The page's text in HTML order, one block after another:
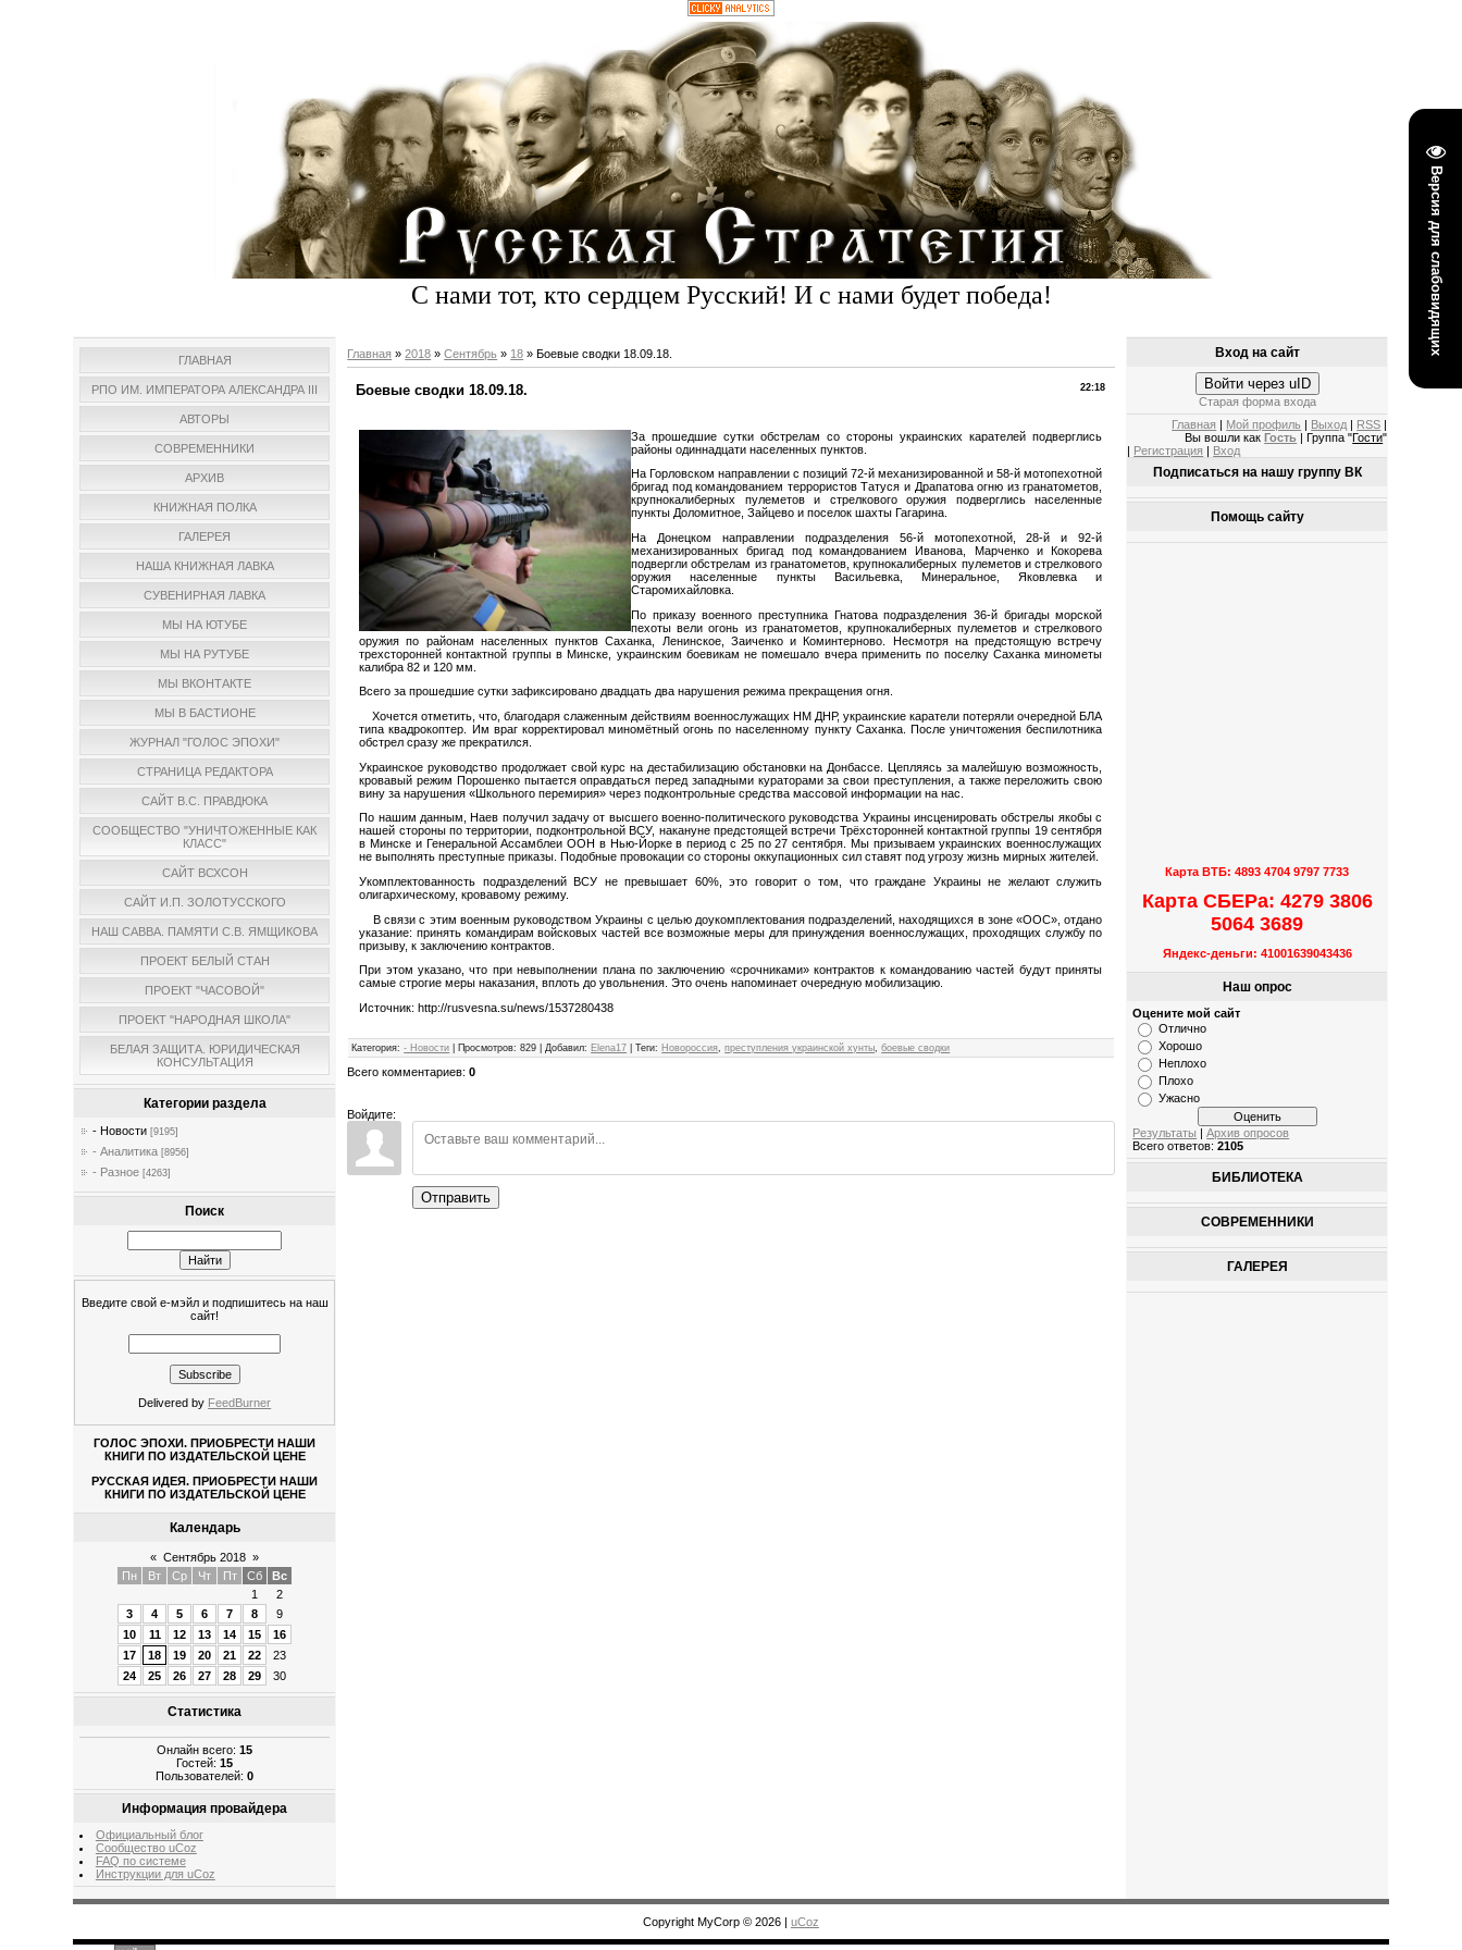
Версия для слабовидящих
С нами тот, кто сердцем Русский! И с нами будет победа!
ГЛАВНАЯ
РПО ИМ. ИМПЕРАТОРА АЛЕКСАНДРА III
АВТОРЫ
СОВРЕМЕННИКИ
АРХИВ
КНИЖНАЯ ПОЛКА
ГАЛЕРЕЯ
НАША КНИЖНАЯ ЛАВКА
СУВЕНИРНАЯ ЛАВКА
МЫ НА ЮТУБЕ
МЫ НА РУТУБЕ
МЫ ВКОНТАКТЕ
МЫ В БАСТИОНЕ
ЖУРНАЛ "ГОЛОС ЭПОХИ"
СТРАНИЦА РЕДАКТОРА
САЙТ В.С. ПРАВДЮКА
СООБЩЕСТВО "УНИЧТОЖЕННЫЕ КАК
КЛАСС"
САЙТ ВСХСОН
САЙТ И.П. ЗОЛОТУССКОГО
НАШ САВВА. ПАМЯТИ С.В. ЯМЩИКОВА
ПРОЕКТ БЕЛЫЙ СТАН
ПРОЕКТ "ЧАСОВОЙ"
ПРОЕКТ "НАРОДНАЯ ШКОЛА"
БЕЛАЯ ЗАЩИТА. ЮРИДИЧЕСКАЯ
КОНСУЛЬТАЦИЯ
Категории раздела
- Новости [9195]
- Аналитика [8956]
- Разное [4263]
Поиск
Введите свой е-мэйл и подпишитесь на наш
сайт!
Delivered by FeedBurner
ГОЛОС ЭПОХИ. ПРИОБРЕСТИ НАШИ
КНИГИ ПО ИЗДАТЕЛЬСКОЙ ЦЕНЕ
РУССКАЯ ИДЕЯ. ПРИОБРЕСТИ НАШИ
КНИГИ ПО ИЗДАТЕЛЬСКОЙ ЦЕНЕ
Календарь
« Сентябрь 2018 »
Пн
Вт Ср Чт Пт Сб
Вс
1
2
3
4 5 6 7 8
9
10
11 12 13 14 15
16
17
18 19 20 21 22
23
24
25 26 27 28 29 30
Статистика
Онлайн всего:15
Гостей:15
Пользователей:0
Информация провайдера
Официальный блог
Сообщество uCoz
FAQ по системе
Инструкции для uCoz
Главная »2018 » Сентябрь » 18 » Боевые сводки 18.09.18.
22:18
Боевые сводки 18.09.18.
За прошедшие сутки обстрелам со стороны украинских карателей подверглись
районы одиннадцати населенных пунктов.
На Горловском направлении с позиций 72-й механизированной и 58-й мотопехотной
бригад под командованием террористов Татуся и Драпатова огню из гранатометов,
крупнокалиберных пулеметов и стрелкового оружия подверглись населенные
пункты Доломитное, Зайцево и поселок шахты Гагарина.
На Донецком направлении подразделения 56-й мотопехотной, 28-й и 92-й
механизированных бригад под командованием Иванова, Марченко и Кокорева
подвергли обстрелам из гранатометов, крупнокалиберных пулеметов и стрелкового
оружия населенные пункты Васильевка, Минеральное, Яковлевка и
Старомихайловка.
По приказу военного преступника Гнатова подразделения 36-й бригады морской
пехоты вели огонь из гранатометов, крупнокалиберных пулеметов и стрелкового
оружия по районам населенных пунктов Саханка, Ленинское, Заиченко и Коминтерново. Несмотря на предстоящую встречу
трехсторонней контактной группы в Минске, украинским боевикам не помешало вчера применить по поселку Саханка минометы
калибра 82 и 120 мм.
Всего за прошедшие сутки зафиксировано двадцать два нарушения режима прекращения огня.
Хочется отметить, что, благодаря слаженным действиям военнослужащих НМ ДНР, украинские каратели потеряли очередной БЛА
типа квадрокоптер. Им враг корректировал миномётный огонь по населенному пункту Саханка. После уничтожения беспилотника
обстрел сразу же прекратился.
Украинское руководство продолжает свой курс на дестабилизацию обстановки на Донбассе. Цепляясь за малейшую возможность,
кровавый режим Порошенко пытается оправдаться перед западными кураторами за свои преступления, а также переложить свою
вину за нарушения «Школьного перемирия» через подконтрольные средства массовой информации на нас.
По нашим данным, Наев получил задачу от высшего военно-политического руководства Украины инсценировать обстрелы якобы с
нашей стороны по территории, подконтрольной ВСУ, накануне предстоящей встречи Трёхсторонней контактной группы 19 сентября
в Минске и Генеральной Ассамблеи ООН в Нью-Йорке в период с 25 по 27 сентября. Мы призываем украинских военнослужащих
не выполнять преступные приказы. Подобные провокации со стороны оккупационных сил ставят под угрозу жизнь мирных жителей.
Укомплектованность подразделений ВСУ не превышает 60%, это говорит о том, что граждане Украины не желают служить
олигархическому, кровавому режиму.
В связи с этим военным руководством Украины с целью доукомплектования подразделений, находящихся в зоне «ООС», отдано
указание: принять командирам войсковых частей все возможные меры для принуждения военнослужащих, проходящих службу по
призыву, к заключению контрактов.
При этом указано, что при невыполнении плана по заключению «срочниками» контрактов к командованию частей будут приняты
самые строгие меры наказания, вплоть до увольнения. Это очень напоминает очередную мобилизацию.
Источник: http://rusvesna.su/news/1537280438
Категория: - Новости Просмотров: 829 |Добавил: Elena17 |Теги: Новороссия,преступления украинской хунты,боевые сводки
Всего комментариев:0
Войдите:
Отправить
Вход на сайт
Войти через uID
Старая форма входа
Главная
Мой профиль Выход RSS
Вы вошли как Гость | Группа "Гости"
Регистрация Вход
Подписаться на нашу группу ВК
Помощь сайту
Карта ВТБ: 4893 4704 9797 7733
Карта СБЕРа: 4279 3806
5064 3689
Яндекс-деньги: 41001639043436
Наш опрос
Оцените мой сайт
Отлично
Хорошо
Неплохо
Плохо
Ужасно
Результаты |Архив опросов
Всего ответов:2105
БИБЛИОТЕКА
СОВРЕМЕННИКИ
ГАЛЕРЕЯ
Copyright MyCorp © 2026 uCoz